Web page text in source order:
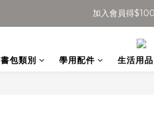
全館滿
加入會員得
全館滿
書包類別 學用配件 生活用品